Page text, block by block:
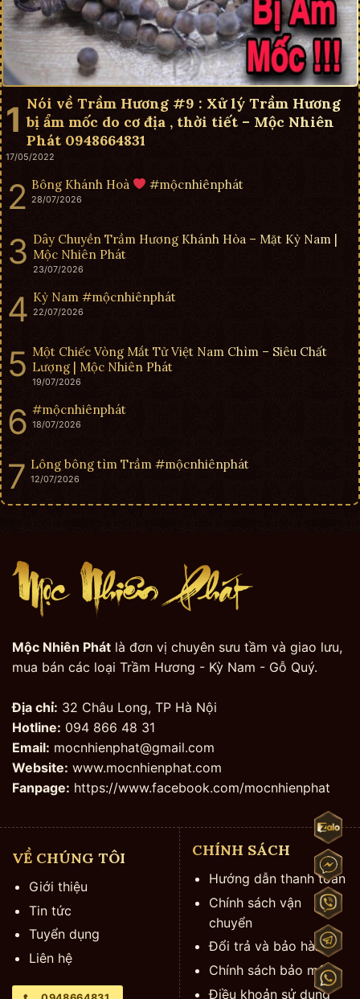
Nói về Trầm Hương #9 : Xử lý Trầm Hương
bị ẩm mốc do cơ địa , thời tiết – Mộc Nhiên
Phát 0948664831
17/05/2022
Bông Khánh Hoà #mộcnhiênphát
28/07/2026
Dây Chuyền Trầm Hương Khánh Hòa – Mặt Kỳ Nam |
Mộc Nhiên Phát
23/07/2026
Kỳ Nam #mộcnhiênphát
22/07/2026
Một Chiếc Vòng Mắt Tử Việt Nam Chìm – Siêu Chất
Lượng | Mộc Nhiên Phát
19/07/2026
#mộcnhiênphát
18/07/2026
Lông bông tìm Trầm #mộcnhiênphát
12/07/2026
Mộc Nhiên Phát là đơn vị chuyên sưu tầm và giao lưu,
mua bán các loại Trầm Hương - Kỳ Nam - Gỗ Quý.
Địa chỉ: 32 Châu Long, TP Hà Nội
Hotline: 094 866 48 31
Email: mocnhienphat@gmail.com
Website: www.mocnhienphat.com
Fanpage: https://www.facebook.com/mocnhienphat
VỀ CHÚNG TÔI
Giới thiệu
Tin tức
Tuyển dụng
Liên hệ
CHÍNH SÁCH
Hướng dẫn thanh toán
Chính sách vận
chuyển
Đổi trả và bảo hành
Chính sách bảo mật
Điều khoản sử dụng